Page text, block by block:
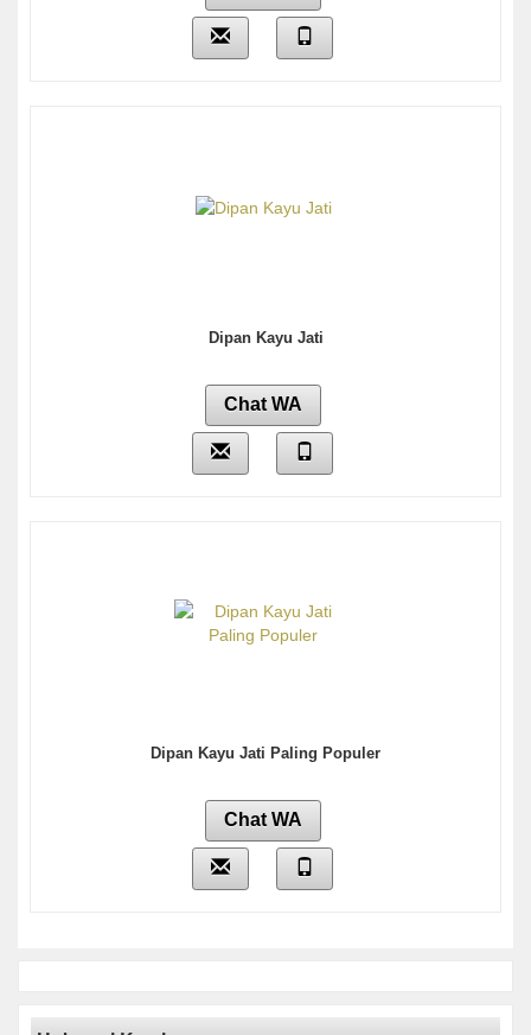
Dipan Kayu Jati
Chat WA
Dipan Kayu Jati Paling Populer
Chat WA